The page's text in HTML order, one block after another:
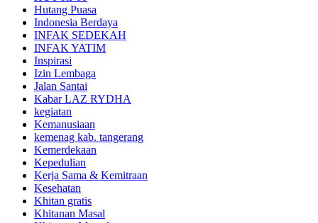
Hutang Puasa
Indonesia Berdaya
INFAK SEDEKAH
INFAK YATIM
Inspirasi
Izin Lembaga
Jalan Santai
Kabar LAZ RYDHA
kegiatan
Kemanusiaan
kemenag kab. tangerang
Kemerdekaan
Kepedulian
Kerja Sama & Kemitraan
Kesehatan
Khitan gratis
Khitanan Masal